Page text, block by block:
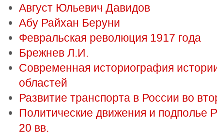
Август Юльевич Давидов
Абу Райхан Беруни
Февральская революция 1917 года
Брежнев Л.И.
Современная историография
областей
Развитие транспорта в России во
Политические движения и подполье
20 вв.